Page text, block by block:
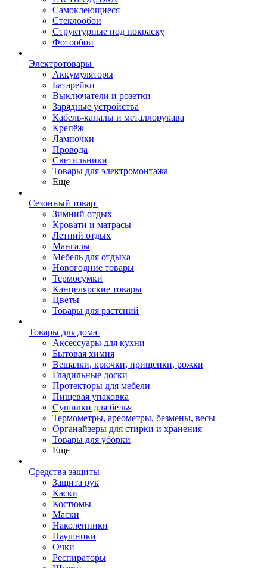
Самоклеющиеся
Стеклообои
Структурные под покраску
Фотообои
Электротовары
Аккумуляторы
Батарейки
Выключатели и розетки
Зарядные устройства
Кабель-каналы и металлорукава
Крепёж
Лампочки
Провода
Светильники
Товары для электромонтажа
Еще
Сезонный товар
Зимний отдых
Кровати и матрасы
Летний отдых
Мангалы
Мебель для отдыха
Новогодние товары
Термосумки
Канцелярские товары
Цветы
Товары для растений
Товары для дома
Аксессуары для кухни
Бытовая химия
Вешалки, крючки, прищепки, рожки
Гладильные доски
Протекторы для мебели
Пищевая упаковка
Сушилки для белья
Термометры, ареометры, безмены, весы
Органайзеры для стирки и хранения
Товары для уборки
Еще
Средства защиты
Защита рук
Каски
Костюмы
Маски
Наколенники
Наушники
Очки
Респираторы